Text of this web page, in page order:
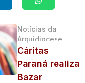
Notícias da
Arquidiocese
Cáritas
Paraná realiza
Bazar